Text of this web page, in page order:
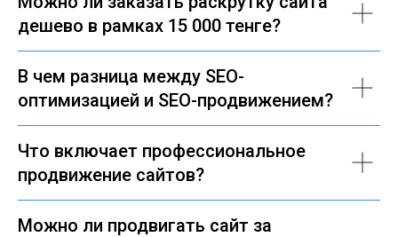
дешево в рамках 15 000 тенге?
В чем разница между SEO-
оптимизацией и SEO-продвижением?
Что включает профессиональное
продвижение сайтов?
Можно ли продвигать сайт за